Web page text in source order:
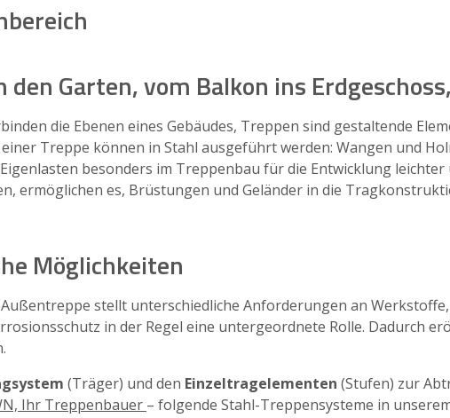
Garten, vom Balkon ins
die Ebenen eines Gebäudes, Treppen sind gestaltende
Treppe können in Stahl ausgeführt werden: Wangen und
besonders im Treppenbau für die Entwicklung
ermöglichen es, Brüstungen und Geländer in die
Möglichkeiten
stellt unterschiedliche Anforderungen an
in der Regel eine untergeordnete Rolle. Dadurch
(Träger) und den Einzeltragelementen (Stufen) zur
Ihr Treppenbauer – folgende Stahl-Treppensysteme in